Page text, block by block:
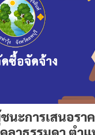
นะการเสนอรา
ลาธรรมดา ตำ